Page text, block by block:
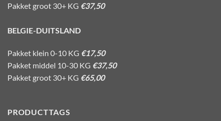
Pakket groot 30+ KG €37,50
BELGIE-DUITSLAND
Pakket klein 0-10 KG €17,50
Pakket middel 10-30 KG €37,50
Pakket groot 30+ KG €65,00
PRODUCTTAGS